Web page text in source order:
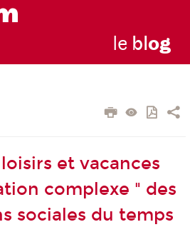
le blog
et vacances
complexe " des
sociales du temps